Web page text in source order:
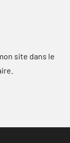
site dans le